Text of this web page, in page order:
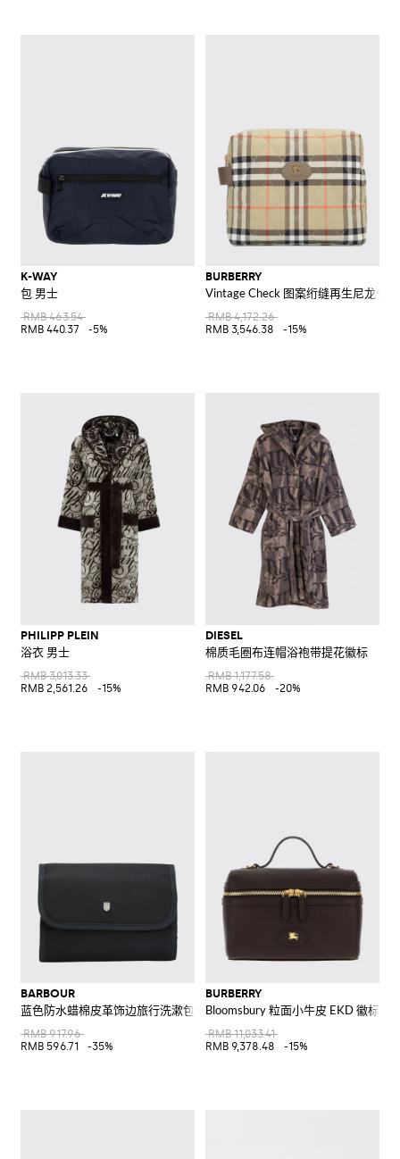
K-WAY
包 男士
RMB 463.54
RMB 440.37
-5%
BURBERRY
Vintage Check 图案绗缝再生尼龙化
RMB 4,172.26
RMB 3,546.38
-15%
PHILIPP PLEIN
浴衣 男士
RMB 3,013.33
RMB 2,561.26
-15%
DIESEL
棉质毛圈布连帽浴袍带提花徽标
RMB 1,177.58
RMB 942.06
-20%
BARBOUR
蓝色防水蜡棉皮革饰边旅行洗漱包
RMB 917.96
RMB 596.71
-35%
BURBERRY
Bloomsbury 粒面小牛皮 EKD 徽标美
RMB 11,033.41
RMB 9,378.48
-15%